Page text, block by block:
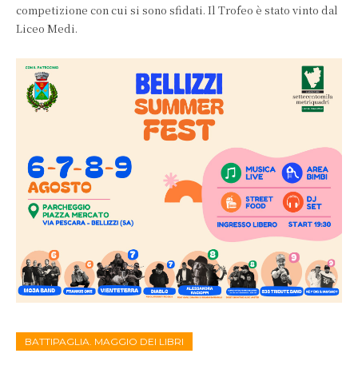
competizione con cui si sono sfidati. Il Trofeo è stato vinto dal
Liceo Medi.
BATTIPAGLIA. MAGGIO DEI LIBRI